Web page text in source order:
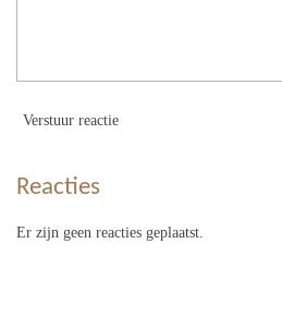
Verstuur reactie
Reacties
Er zijn geen reacties geplaatst.